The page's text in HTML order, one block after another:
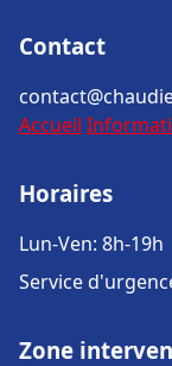
Contact
Accueil
Horaires
Lun-Ven: 8h-19h
Service
Zone